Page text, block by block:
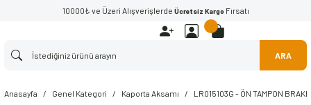
10000₺ ve Üzeri Alışverişlerde Ücretsiz Kargo Fırsatı
ARA
Anasayfa Genel Kategori Kaporta Aksamı LR015103G - ÖN TAMPON